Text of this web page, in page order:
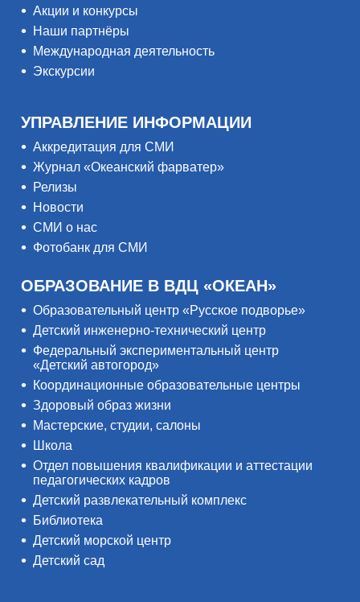
Акции и конкурсы
Наши партнёры
Международная деятельность
Экскурсии
УПРАВЛЕНИЕ ИНФОРМАЦИИ
Аккредитация для СМИ
Журнал «Океанский фарватер»
Релизы
Новости
СМИ о нас
Фотобанк для СМИ
ОБРАЗОВАНИЕ В ВДЦ «ОКЕАН»
Образовательный центр «Русское подворье»
Детский инженерно-технический центр
Федеральный экспериментальный центр
«Детский автогород»
Координационные образовательные центры
Здоровый образ жизни
Мастерские, студии, салоны
Школа
Отдел повышения квалификации и аттестации
педагогических кадров
Детский развлекательный комплекс
Библиотека
Детский морской центр
Детский сад